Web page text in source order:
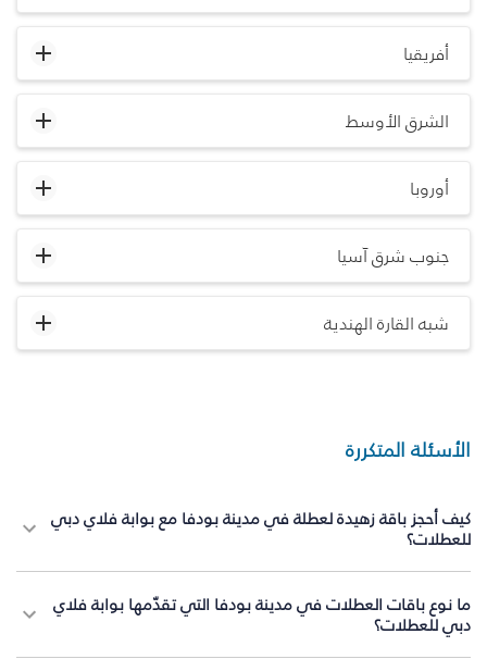
أفريقيا
الشرق الأوسط
أوروبا
جنوب شرق آسيا
شبه القارة الهندية
الأسئلة المتكررة
كيف أحجز باقة زهيدة لعطلة في مدينة بودفا مع بوابة فلاي دبي
للعطلات؟
ما نوع باقات العطلات في مدينة بودفا التي تقدّمها بوابة فلاي
دبي للعطلات؟